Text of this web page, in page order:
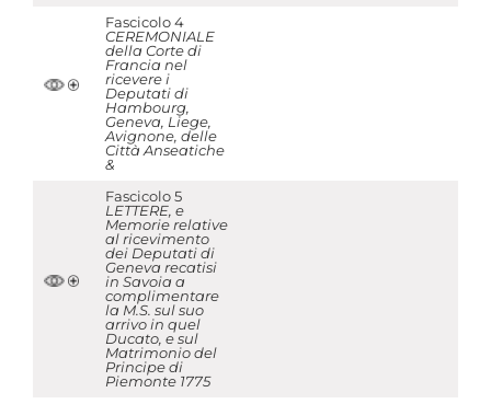
Fascicolo 4
CEREMONIALE
della Corte di
Francia nel
ricevere i
Deputati di
Hambourg,
Geneva, Liege,
Avignone, delle
Città Anseatiche
&
Fascicolo 5
LETTERE, e
Memorie relative
al ricevimento
dei Deputati di
Geneva recatisi
in Savoia a
complimentare
la M.S. sul suo
arrivo in quel
Ducato, e sul
Matrimonio del
Principe di
Piemonte 1775